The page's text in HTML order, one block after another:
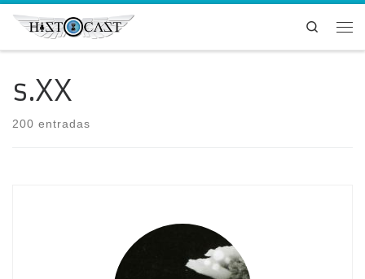
Saltar al contenido
Search
s.XX
200 entradas